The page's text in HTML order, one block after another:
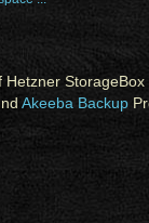
Akeeba Backup